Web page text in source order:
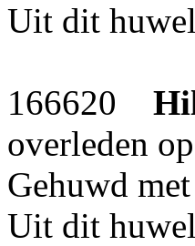
Uit dit
166620
overleden
Gehuwd met
Uit dit